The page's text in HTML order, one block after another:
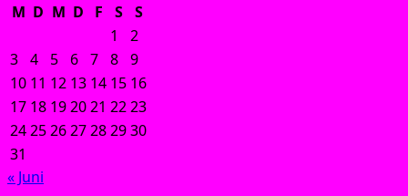
M D M D F S
S
1
2
3 4 5 6 7 8 9
10 11 12 13 14 15 16
17 18 192021 2223
24252627282930
31
« Juni